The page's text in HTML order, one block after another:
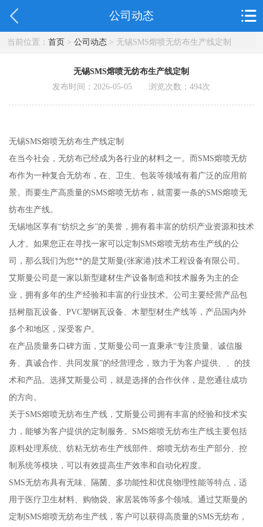
公司动态
当前位置： 首页> 公司动态> 无锡SMS熔喷无纺布生产线定制
无锡SMS熔喷无纺布生产线定制
发布时间：2026-05-05 浏览次数：494次
无锡SMS熔喷无纺布生产线定制
在当今社会，无纺布已经成为各行业的材料之一。而SMS熔喷无纺
布作为一种复合无纺布，在、卫生、包装等领域有着广泛的应用前
景。而要生产高质量的SMS熔喷无纺布，就需要一条的SMS熔喷无
纺布生产线。
无锡地区享有“纺织之乡”的美誉，拥有着丰富的纺织产业资源和技术
人才。如果您正在寻找一家可以定制SMS熔喷无纺布生产线的公
司，那么我们为您**的是艾斯曼(张家港)技术工程设备有限公司。
艾斯曼公司是一家以新型建材生产设备制造和技术服务为主的企
业，拥有多年的生产经验和丰富的行业技术。公司主要经营产品包
括树脂瓦设备、PVC塑钢瓦设备、木塑型材生产线等，产品国内外
多个和地区，深受客户。
在产品质量务口碑方面，艾斯曼公司一直秉承“专注质量、诚信服
务、真诚合作、共同发展”的经营理念，致力于为客户提供、、的技
术和产品。选择艾斯曼公司，就是选择的合作伙伴，是您通往成功
的方向。
关于SMS熔喷无纺布生产线，艾斯曼公司拥有丰富的经验和技术实
力，能够为客户提供的定制服务。SMS熔喷无纺布生产线主要包括
原料处理系统、纺粘无纺布生产线部件、熔喷无纺布生产部分、控
制系统等模块，可以有效提高生产效率和自动化程度。
SMS无纺布具有无味、隔菌、多功能性和优良物理性能等特点，适
用于医疗卫生材料、购物袋、家居装饰等多个领域。通过艾斯曼的
定制SMS熔喷无纺布生产线，客户可以获得高质量的SMS无纺布，